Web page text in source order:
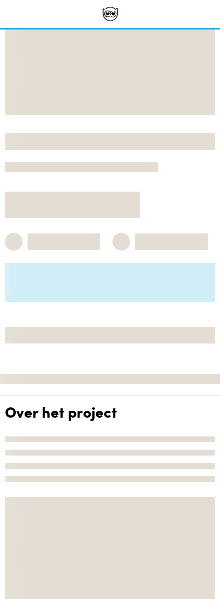
Over het project